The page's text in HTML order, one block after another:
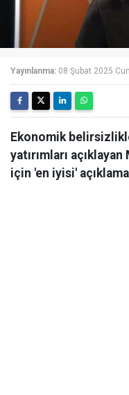
Yayınlanma: 08 Şubat 2025
Ekonomik
yatırımları
için 'en iyisi'